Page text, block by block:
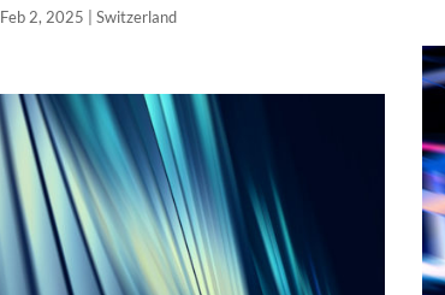
Feb 2, 2025 Switzerland